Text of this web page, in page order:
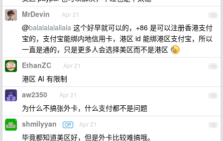
13
MrDevin Apr 21
@balalalalallala 这个好早就可以的，+86 是可以注册香港支付
宝的，支付宝能绑内地信用卡，港区 id 能绑港区支付宝，所以
一直是通的，只是更多人会选择美区而不是港区
14
EthanZC Apr 21
港区 AI 有限制
15
aw2350 Apr 21
为什么不搞张外卡，什么支付都不是问题
16
shmilyyan OP Apr 21
毕竟都知道美区好，但是外卡比较难搞哦。